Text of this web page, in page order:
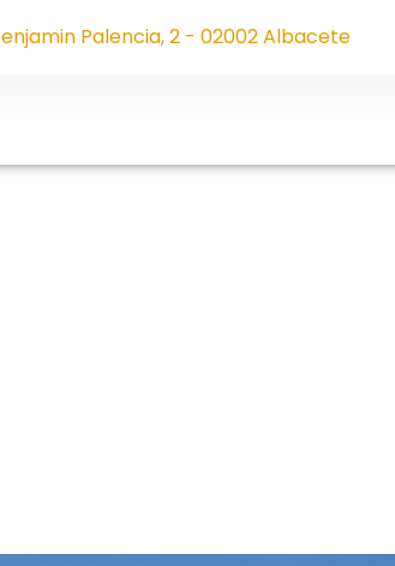
Palencia, 2 - 02002 Albacete